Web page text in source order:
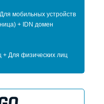
мобильных устройств
+ IDN домен
+ Для физических лиц